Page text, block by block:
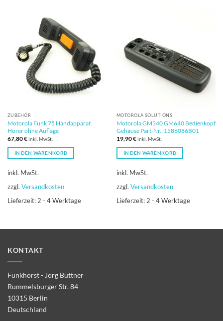
ZUBEHÖR
Motorola Funk 75 Handapparat
Hörer ohne Auflage
67,80€inkl. MwSt.
IN DEN WARENKORB
inkl. MwSt.
zzgl. Versandkosten
Lieferzeit: 2 - 4 Werktage
MOTOROLA SOLUTIONS
Motorola GM340 GM640 Bedienkopf
Gehäuse Part-Nr.: 1586086B01
19,90€inkl. MwSt.
IN DEN WARENKORB
inkl. MwSt.
zzgl. Versandkosten
Lieferzeit: 2 - 4 Werktage
KONTAKT
Funkhorst - Jörg Büttner
Rummelsburger Str. 84
10315 Berlin
Deutschland